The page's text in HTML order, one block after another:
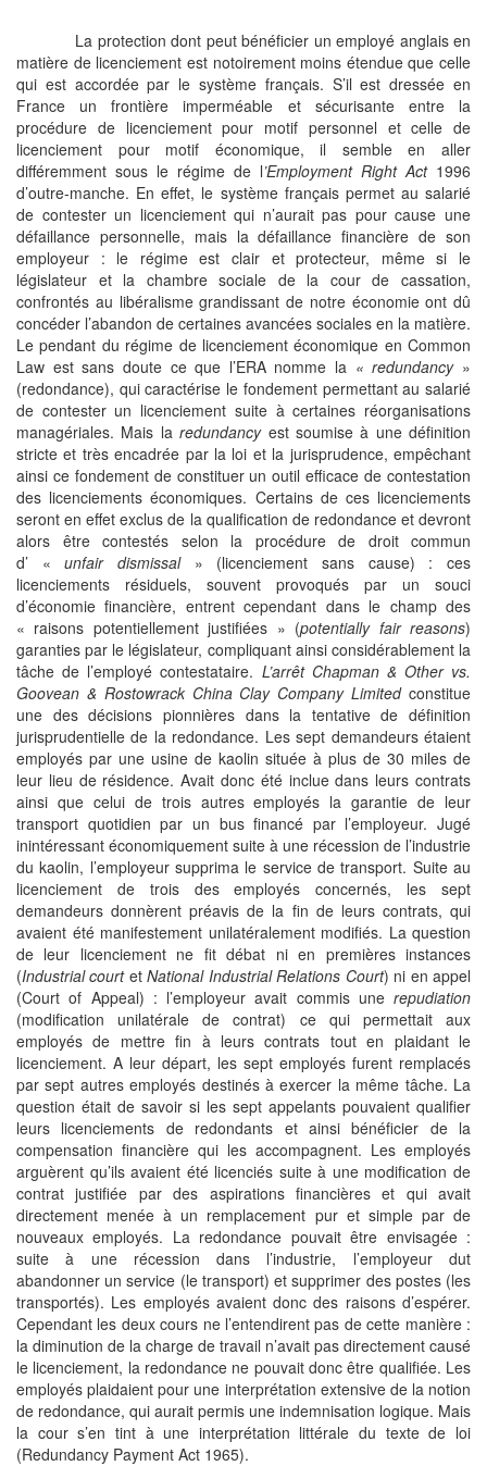
La protection dont peut bénéficier un employé anglais en
matière de licenciement est notoirement moins étendue que celle
qui est accordée par le système français. S’il est dressée en
France un frontière imperméable et sécurisante entre la
procédure de licenciement pour motif personnel et celle de
licenciement pour motif économique, il semble en aller
différemment sous le régime de l’Employment Right Act1996
d’outre-manche. En effet, le système français permet au salarié
de contester un licenciement qui n’aurait pas pour cause une
défaillance personnelle, mais la défaillance financière de son
employeur : le régime est clair et protecteur, même si le
législateur et la chambre sociale de la cour de cassation,
confrontés au libéralisme grandissant de notre économie ont dû
concéder l’abandon de certaines avancées sociales en la matière.
Le pendant du régime de licenciement économique en Common
Law est sans doute ce que l’ERA nomme la « redundancy»
(redondance), qui caractérise le fondement permettant au salarié
de contester un licenciement suite à certaines réorganisations
managériales. Mais laredundancyest soumise à une définition
stricte et très encadrée par la loi et la jurisprudence, empêchant
ainsi ce fondement de constituer un outil efficace de contestation
des licenciements économiques. Certains de ces licenciements
seront en effet exclus de la qualification de redondance et devront
alors être contestés selon la procédure de droit commun
d’ «unfair dismissal» (licenciement sans cause) : ces
licenciements résiduels, souvent provoqués par un souci
d’économie financière, entrent cependant dans le champ des
« raisons potentiellement justifiées » (potentially fair reasons)
garanties par le législateur, compliquant ainsi considérablement la
tâche de l’employé contestataire. L’arrêt Chapman & Other vs.
Goovean & Rostowrack China Clay Company Limitedconstitue
une des décisions pionnières dans la tentative de définition
jurisprudentielle de la redondance. Les sept demandeurs étaient
employés par une usine de kaolin située à plus de 30 miles de
leur lieu de résidence. Avait donc été inclue dans leurs contrats
ainsi que celui de trois autres employés la garantie de leur
transport quotidien par un bus financé par l’employeur. Jugé
inintéressant économiquement suite à une récession de l’industrie
du kaolin, l’employeur supprima le service de transport. Suite au
licenciement de trois des employés concernés, les sept
demandeurs donnèrent préavis de la fin de leurs contrats, qui
avaient été manifestement unilatéralement modifiés. La question
de leur licenciement ne fit débat ni en premières instances
(Industrial courtetNational Industrial Relations Court) ni en appel
(Court of Appeal) : l’employeur avait commis une repudiation
(modification unilatérale de contrat) ce qui permettait aux
employés de mettre fin à leurs contrats tout en plaidant le
licenciement. A leur départ, les sept employés furent remplacés
par sept autres employés destinés à exercer la même tâche. La
question était de savoir si les sept appelants pouvaient qualifier
leurs licenciements de redondants et ainsi bénéficier de la
compensation financière qui les accompagnent. Les employés
arguèrent qu’ils avaient été licenciés suite à une modification de
contrat justifiée par des aspirations financières et qui avait
directement menée à un remplacement pur et simple par de
nouveaux employés. La redondance pouvait être envisagée :
suite à une récession dans l’industrie, l’employeur dut
abandonner un service (le transport) et supprimer des postes (les
transportés). Les employés avaient donc des raisons d’espérer.
Cependant les deux cours ne l’entendirent pas de cette manière :
la diminution de la charge de travail n’avait pas directement causé
le licenciement, la redondance ne pouvait donc être qualifiée. Les
employés plaidaient pour une interprétation extensive de la notion
de redondance, qui aurait permis une indemnisation logique. Mais
la cour s’en tint à une interprétation littérale du texte de loi
(Redundancy Payment Act 1965).